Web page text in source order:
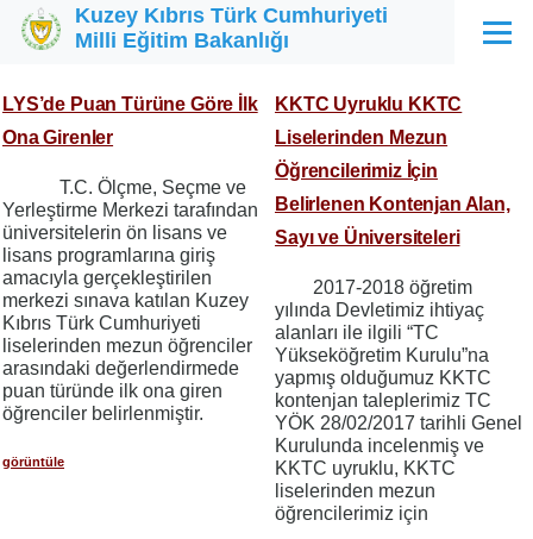
Ana içeriğe atla
Kuzey Kıbrıs Türk Cumhuriyeti
Milli Eğitim Bakanlığı
Menü
LYS’de Puan Türüne Göre İlk
Ona Girenler
T.C. Ölçme, Seçme ve
Yerleştirme Merkezi tarafından
üniversitelerin ön lisans ve
lisans programlarına giriş
amacıyla gerçekleştirilen
merkezi sınava katılan Kuzey
Kıbrıs Türk Cumhuriyeti
liselerinden mezun öğrenciler
arasındaki değerlendirmede
puan türünde ilk ona giren
öğrenciler belirlenmiştir.
görüntüle
KKTC Uyruklu KKTC
Liselerinden Mezun
Öğrencilerimiz İçin
Belirlenen Kontenjan Alan,
Sayı ve Üniversiteleri
2017-2018 öğretim
yılında Devletimiz ihtiyaç
alanları ile ilgili “TC
Yükseköğretim Kurulu”na
yapmış olduğumuz KKTC
kontenjan taleplerimiz TC
YÖK 28/02/2017 tarihli Genel
Kurulunda incelenmiş ve
KKTC uyruklu, KKTC
liselerinden mezun
öğrencilerimiz için